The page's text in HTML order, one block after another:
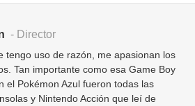
- Director
tengo uso de razón, me apasionan los
Tan importante como esa Game Boy
el Pokémon Azul fueron todas las
y Nintendo Acción que leí de